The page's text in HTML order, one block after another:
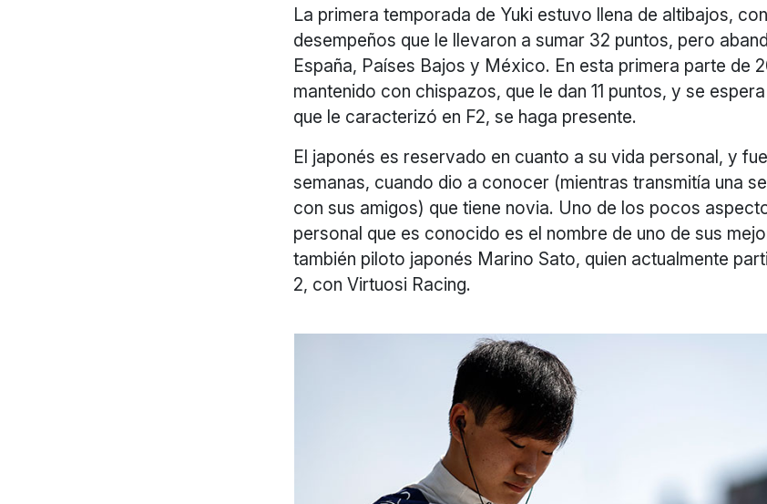
La primera temporada de Yuki estuvo llena de altibajos,
desempeños que le llevaron a sumar 32 puntos, pero
España, Países Bajos y México. En esta primera parte de
mantenido con chispazos, que le dan 11 puntos, y se
que le caracterizó en F2, se haga presente.
El japonés es reservado en cuanto a su vida personal, y
semanas, cuando dio a conocer (mientras transmitía una
con sus amigos) que tiene novia. Uno de los pocos
personal que es conocido es el nombre de uno de sus
también piloto japonés Marino Sato, quien actualmente
2, con Virtuosi Racing.